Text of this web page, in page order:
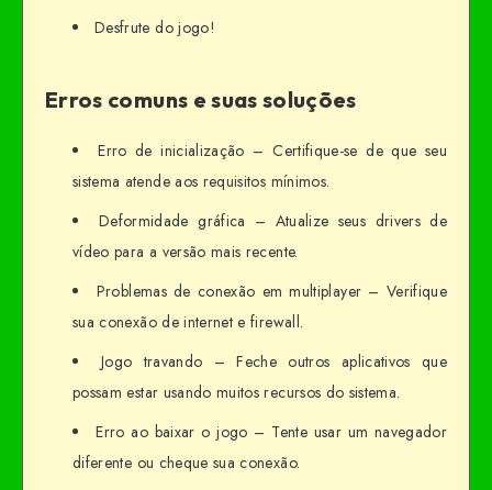
Desfrute do jogo!
Erros comuns e suas soluções
Erro de inicialização – Certifique-se de que seu
sistema atende aos requisitos mínimos.
Deformidade gráfica – Atualize seus drivers de
vídeo para a versão mais recente.
Problemas de conexão em multiplayer – Verifique
sua conexão de internet e firewall.
Jogo travando – Feche outros aplicativos que
possam estar usando muitos recursos do sistema.
Erro ao baixar o jogo – Tente usar um navegador
diferente ou cheque sua conexão.